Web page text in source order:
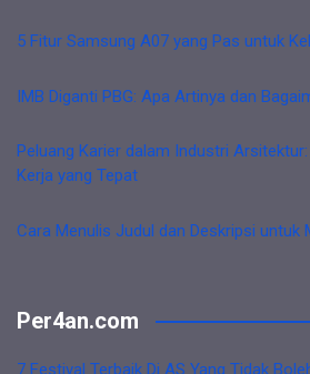
5 Fitur Samsung A07 yang Pas untuk
IMB Diganti PBG: Apa Artinya dan
Peluang Karier dalam Industri
Kerja yang Tepat
Cara Menulis Judul dan Deskripsi untuk
Per4an.com
7 Festival Terbaik Di AS Yang Tidak